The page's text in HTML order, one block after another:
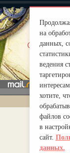
О нас
на
данных,
ведения
хотите,
файлов
в
сайт.
данных.